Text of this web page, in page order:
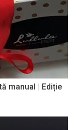
manual | Ediție